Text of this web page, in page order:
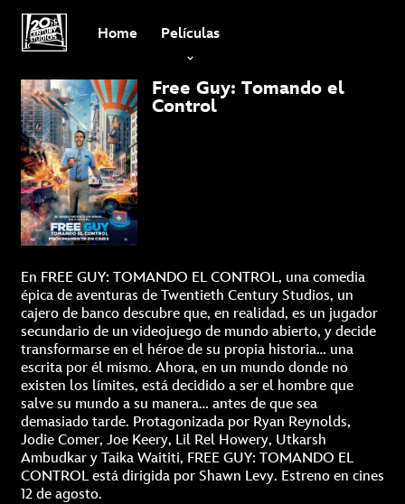
Home Películas
Free Guy: Tomando el
Control
En FREE GUY: TOMANDO EL CONTROL, una comedia
épica de aventuras de Twentieth Century Studios, un
cajero de banco descubre que, en realidad, es un jugador
secundario de un videojuego de mundo abierto, y decide
transformarse en el héroe de su propia historia… una
escrita por él mismo. Ahora, en un mundo donde no
existen los límites, está decidido a ser el hombre que
salve su mundo a su manera… antes de que sea
demasiado tarde. Protagonizada por Ryan Reynolds,
Jodie Comer, Joe Keery, Lil Rel Howery, Utkarsh
Ambudkar y Taika Waititi, FREE GUY: TOMANDO EL
CONTROL está dirigida por Shawn Levy. Estreno en cines
12 de agosto.